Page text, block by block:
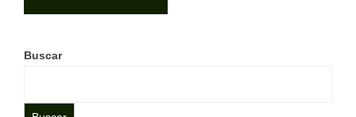
Buscar